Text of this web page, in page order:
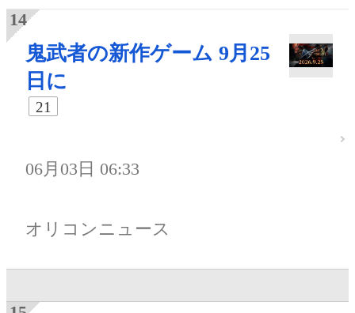
鬼武者の新作ゲーム 9月25
日に
21
06月03日 06:33
オリコンニュース